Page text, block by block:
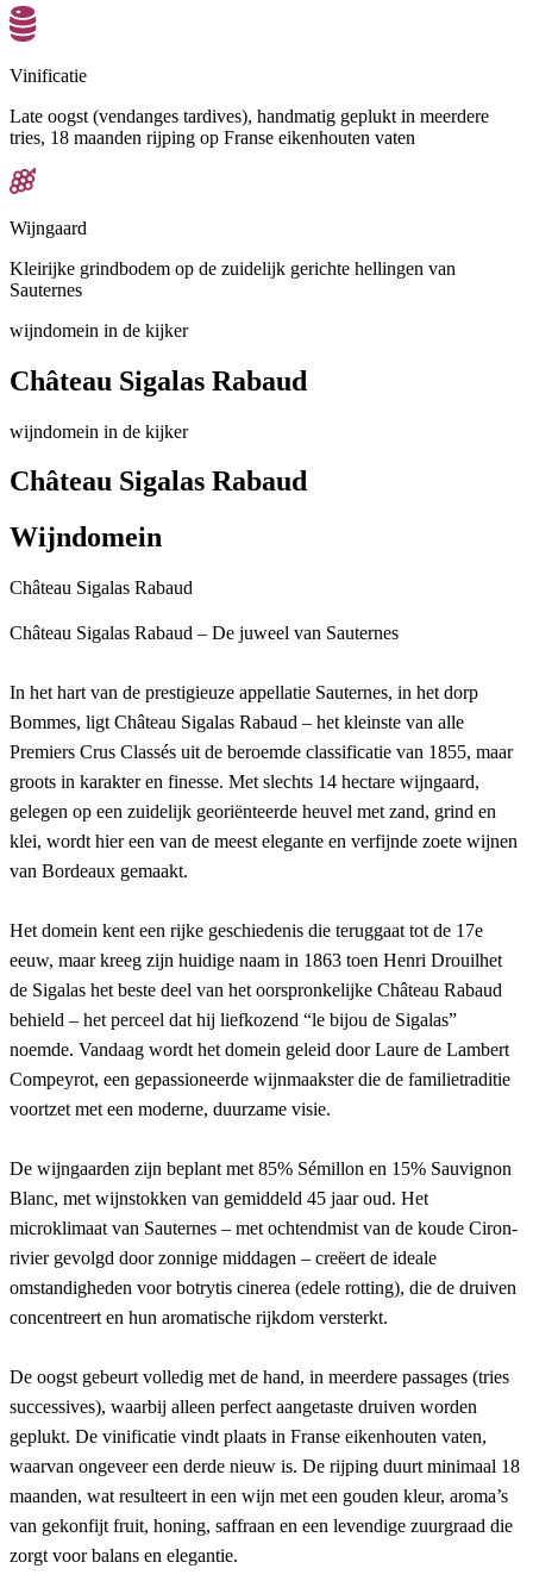
Vinificatie
Late oogst (vendanges tardives), handmatig geplukt in meerdere
tries, 18 maanden rijping op Franse eikenhouten vaten
Wijngaard
Kleirijke grindbodem op de zuidelijk gerichte hellingen van
Sauternes
wijndomein in de kijker
Château Sigalas Rabaud
wijndomein in de kijker
Château Sigalas Rabaud
Wijndomein
Château Sigalas Rabaud
Château Sigalas Rabaud – De juweel van Sauternes
In het hart van de prestigieuze appellatie Sauternes, in het dorp
Bommes, ligt Château Sigalas Rabaud – het kleinste van alle
Premiers Crus Classés uit de beroemde classificatie van 1855, maar
groots in karakter en finesse. Met slechts 14 hectare wijngaard,
gelegen op een zuidelijk georiënteerde heuvel met zand, grind en
klei, wordt hier een van de meest elegante en verfijnde zoete wijnen
van Bordeaux gemaakt.
Het domein kent een rijke geschiedenis die teruggaat tot de 17e
eeuw, maar kreeg zijn huidige naam in 1863 toen Henri Drouilhet
de Sigalas het beste deel van het oorspronkelijke Château Rabaud
behield – het perceel dat hij liefkozend “le bijou de Sigalas”
noemde. Vandaag wordt het domein geleid door Laure de Lambert
Compeyrot, een gepassioneerde wijnmaakster die de familietraditie
voortzet met een moderne, duurzame visie.
De wijngaarden zijn beplant met 85% Sémillon en 15% Sauvignon
Blanc, met wijnstokken van gemiddeld 45 jaar oud. Het
microklimaat van Sauternes – met ochtendmist van de koude Ciron-
rivier gevolgd door zonnige middagen – creëert de ideale
omstandigheden voor botrytis cinerea (edele rotting), die de druiven
concentreert en hun aromatische rijkdom versterkt.
De oogst gebeurt volledig met de hand, in meerdere passages (tries
successives), waarbij alleen perfect aangetaste druiven worden
geplukt. De vinificatie vindt plaats in Franse eikenhouten vaten,
waarvan ongeveer een derde nieuw is. De rijping duurt minimaal 18
maanden, wat resulteert in een wijn met een gouden kleur, aroma’s
van gekonfijt fruit, honing, saffraan en een levendige zuurgraad die
zorgt voor balans en elegantie.